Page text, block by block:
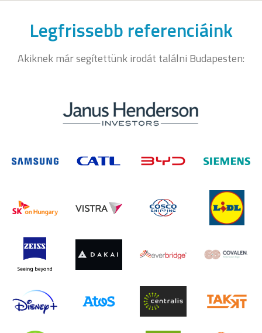
Legfrissebb referenciáink
Akiknek már segítettünk irodát találni Budapesten: